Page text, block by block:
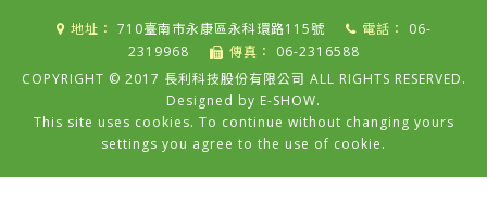
地址： 710臺南市永康區永科環路115號 電話：
06-
2319968
傳真：
06-2316588
COPYRIGHT © 2017 長利科技股份有限公司 ALL RIGHTS RESERVED.
Designed by E-SHOW.
This site uses cookies. To continue without changing yours
settings you agree to the use of cookie.